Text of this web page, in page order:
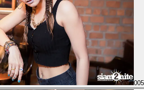
005